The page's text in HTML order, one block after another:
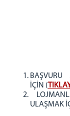
BAŞVURU
İÇİN (
ULAŞMAK